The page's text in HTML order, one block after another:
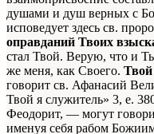
душами и душ верных с
исповедует здесь св.
оправданий Твоих
стал Твой. Верую, что и
же меня, как Своего. Твой
говорит св. Афанасий
Твой я служитель» 3, е.
Феодорит, — могут
именуя себя рабом